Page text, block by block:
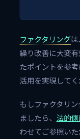
ファクタリング
繰り改善に大変
たポイントを参
活用を実現してく
もしファクタリ
ましたら、 法的
わせてご参照い